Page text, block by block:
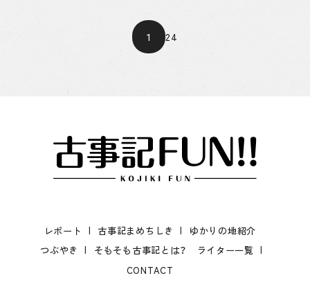
1 24
レポート 古事記まめちしき
ゆかりの地紹介
つぶやき
そもそも古事記とは？
ライター一覧
CONTACT